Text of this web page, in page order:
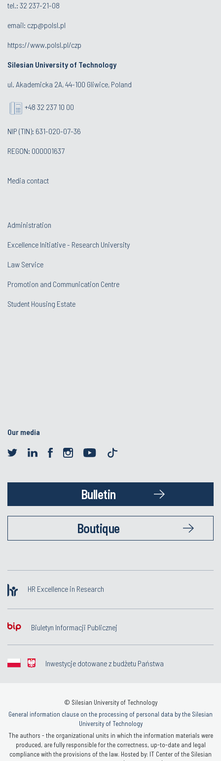
tel.: 32 237-21-08
email: czp@polsl.pl
https://www.polsl.pl/czp
Silesian University of Technology
ul. Akademicka 2A, 44-100 Gliwice, Poland
+48 32 237 10 00
NIP (TIN): 631-020-07-36
REGON: 000001637
Media contact
Administration
Excellence Initiative - Research University
Law Service
Promotion and Communication Centre
Student Housing Estate
Our media
Bulletin
Boutique
HR Excellence in Research
Biuletyn Informacji Publicznej
Inwestycje dotowane z budżetu Państwa
© Silesian University of Technology
General information clause on the processing of personal data by the Silesian
University of Technology
The authors - the organizational units in which the information materials were
produced, are fully responsible for the correctness, up-to-date and legal
compliance with the provisions of the law. Hosted by: IT Center of the Silesian